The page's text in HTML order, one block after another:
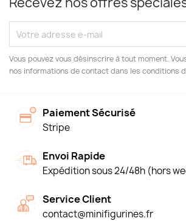
Vous pouvez vous désinscrire à tout moment.
nos informations de contact dans les conditions
Paiement Sécurisé
Stripe
Envoi Rapide
Expédition sous 24/48h (hors
Service Client
contact@minifigurines.fr